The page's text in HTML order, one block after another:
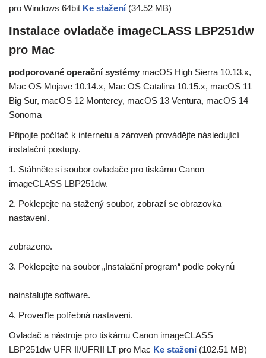
pro Windows 64bit Ke stažení (34.52 MB)
Instalace ovladače imageCLASS LBP251dw
pro Mac
podporované operační systémy macOS High Sierra 10.13.x,
Mac OS Mojave 10.14.x, Mac OS Catalina 10.15.x, macOS 11
Big Sur, macOS 12 Monterey, macOS 13 Ventura, macOS 14
Sonoma
Připojte počítač k internetu a zároveň provádějte následující
instalační postupy.
1. Stáhněte si soubor ovladače pro tiskárnu Canon
imageCLASS LBP251dw.
2. Poklepejte na stažený soubor, zobrazí se obrazovka
nastavení.
zobrazeno.
3. Poklepejte na soubor „Instalační program“ podle pokynů
nainstalujte software.
4. Proveďte potřebná nastavení.
Ovladač a nástroje pro tiskárnu Canon imageCLASS
LBP251dw UFR II/UFRII LT pro Mac Ke stažení (102.51 MB)